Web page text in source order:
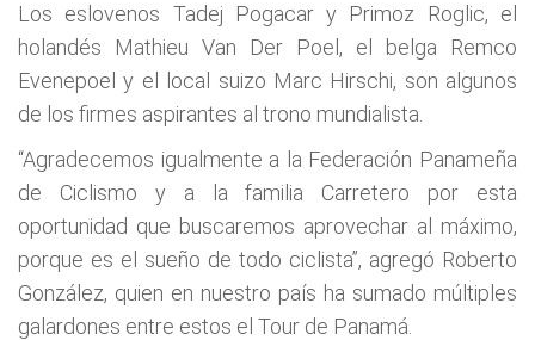
Los eslovenos Tadej Pogacar y Primoz Roglic, el
holandés Mathieu Van Der Poel, el belga Remco
Evenepoel y el local suizo Marc Hirschi, son algunos
de los firmes aspirantes al trono mundialista.
“Agradecemos igualmente a la Federación Panameña
de Ciclismo y a la familia Carretero por esta
oportunidad que buscaremos aprovechar al máximo,
porque es el sueño de todo ciclista”, agregó Roberto
González, quien en nuestro país ha sumado múltiples
galardones entre estos el Tour de Panamá.